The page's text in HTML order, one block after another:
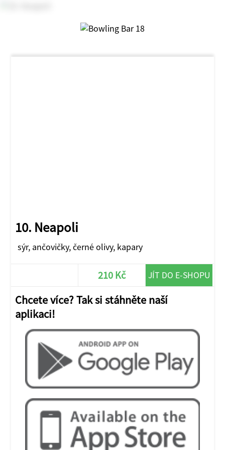
10. Neapoli
sýr, ančovičky, černé olivy, kapary
210 Kč JÍT DO E-SHOPU
Chcete více? Tak si stáhněte naší
aplikaci!